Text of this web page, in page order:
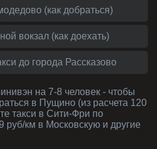
(как добраться)
вокзал (как доехать)
до города Рассказово
на 7-8 человек - чтобы
в Пущино (из расчета 120
такси в Сити-Фри по
руб/км в Московскую и другие